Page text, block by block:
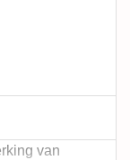
van